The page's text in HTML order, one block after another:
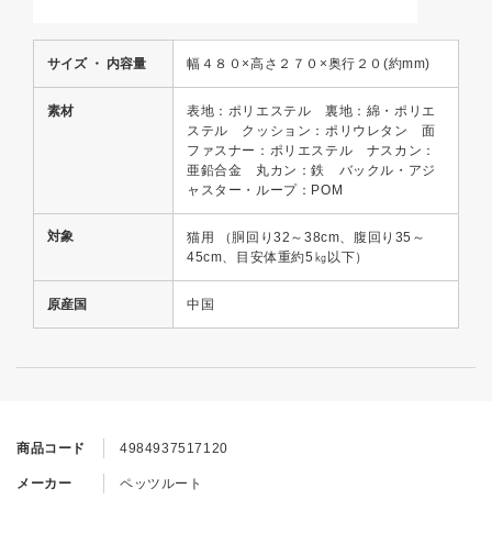
商品コード 4984937517120
メーカー ペッツルート
サイズ ・ 内容量 幅４８０×高さ２７０×奥行２０(約mm)
素材
表地：ポリエステル 裏地：綿・ポリエ
ステル クッション：ポリウレタン 面
ファスナー：ポリエステル ナスカン：
亜鉛合金 丸カン：鉄 バックル・アジ
ャスター・ループ：POM
対象
猫用 （胴回り32～38cm、腹回り35～
45cm、目安体重約5㎏以下）
原産国 中国